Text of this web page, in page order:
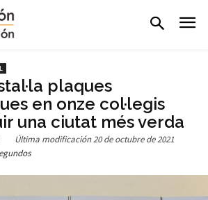
plaques
en onze col·legis
una ciutat més verda
Última modificación20 de octubre de 2021